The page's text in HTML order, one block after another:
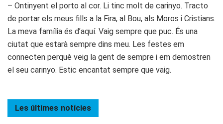
– Ontinyent el porto al cor. Li tinc molt de carinyo. Tracto
de portar els meus fills a la Fira, al Bou, als Moros i Cristians.
La meva família és d’aquí. Vaig sempre que puc. És una
ciutat que estarà sempre dins meu. Les festes em
connecten perquè veig la gent de sempre i em demostren
el seu carinyo. Estic encantat sempre que vaig.
Les últimes notícies